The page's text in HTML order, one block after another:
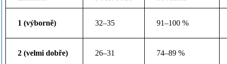
1 (výborně) 32–35 91–100 %
2 (velmi dobře) 26–31 74–89 %